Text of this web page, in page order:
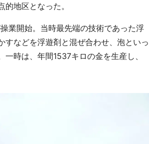
地区となった。
業開始。当時最先端の技術であった浮
などを浮遊剤と混ぜ合わせ、泡といっ
時は、年間1537キロの金を生産し、